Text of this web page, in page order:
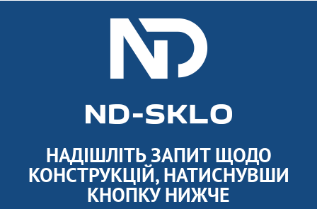
НАДІШЛІТЬ ЗАПИТ ЩОДО
КОНСТРУКЦІЙ, НАТИСНУВШИ
КНОПКУ НИЖЧЕ